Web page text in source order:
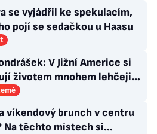
se vyjádřil ke spekulacím,
pojí se sedačkou u Haasu
V Jižní Americe si
životem mnohem lehčeji,
neřeší
víkendový brunch v centru
Na těchto místech si